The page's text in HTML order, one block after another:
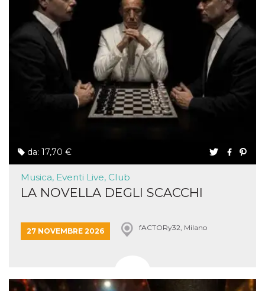
da: 17,70 €
Musica, Eventi Live, Club
LA NOVELLA DEGLI SCACCHI
27 NOVEMBRE 2026 fACTORy32, Milano